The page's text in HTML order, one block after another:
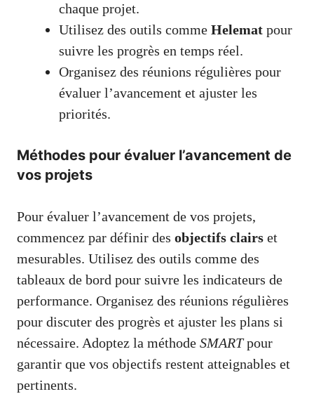
chaque projet.
Utilisez des outils comme Helemat pour
suivre les progrès en temps réel.
Organisez des réunions régulières pour
évaluer l’avancement et ajuster les
priorités.
Méthodes pour évaluer l’avancement de
vos projets
Pour évaluer l’avancement de vos projets,
commencez par définir des objectifs clairs et
mesurables. Utilisez des outils comme des
tableaux de bord pour suivre les indicateurs de
performance. Organisez des réunions régulières
pour discuter des progrès et ajuster les plans si
nécessaire. Adoptez la méthode SMARTpour
garantir que vos objectifs restent atteignables et
pertinents.